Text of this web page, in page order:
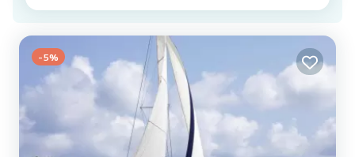
-5%